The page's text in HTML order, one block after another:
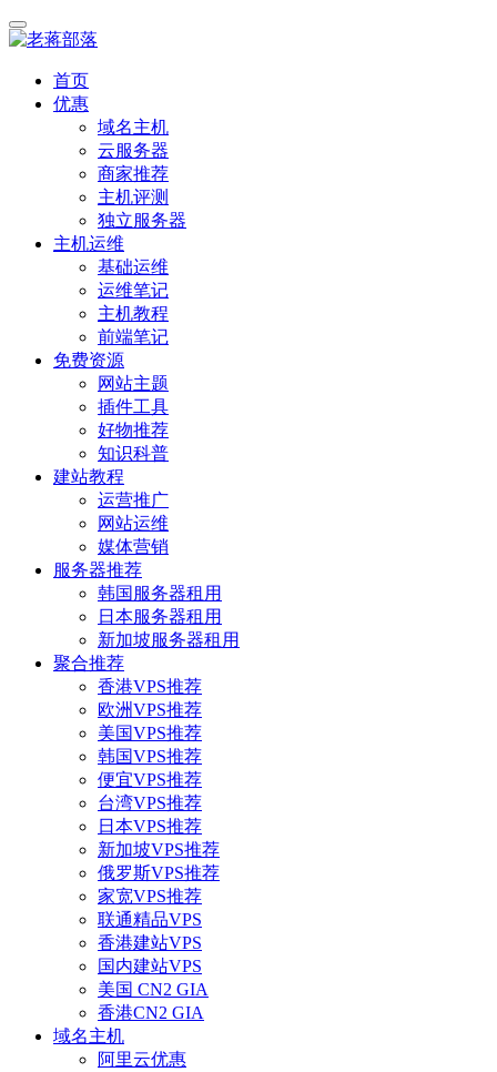
首页
优惠
域名主机
云服务器
商家推荐
主机评测
独立服务器
主机运维
基础运维
运维笔记
主机教程
前端笔记
免费资源
网站主题
插件工具
好物推荐
知识科普
建站教程
运营推广
网站运维
媒体营销
服务器推荐
韩国服务器租用
日本服务器租用
新加坡服务器租用
聚合推荐
香港VPS推荐
欧洲VPS推荐
美国VPS推荐
韩国VPS推荐
便宜VPS推荐
台湾VPS推荐
日本VPS推荐
新加坡VPS推荐
俄罗斯VPS推荐
家宽VPS推荐
联通精品VPS
香港建站VPS
国内建站VPS
美国 CN2 GIA
香港CN2 GIA
域名主机
阿里云优惠